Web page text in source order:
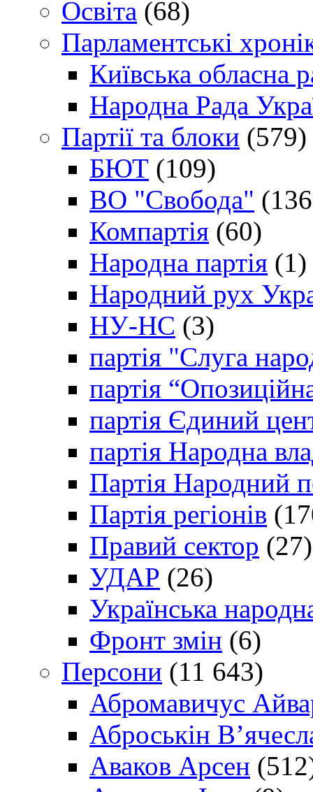
Освіта (68)
Парламентські
Київська обласна
Народна Рада
Партії та блоки (579)
БЮТ (109)
ВО "Свобода"
Компартія (60)
Народна партія (1)
Народний рух
НУ-НС (3)
партія "Слуга
партія
партія Єдиний
партія Народна
Партія Народний
Партія регіонів
Правий сектор (27)
УДАР (26)
Українська
Фронт змін (6)
Персони (11 643)
Абромавичус
Аброськін
Аваков Арсен